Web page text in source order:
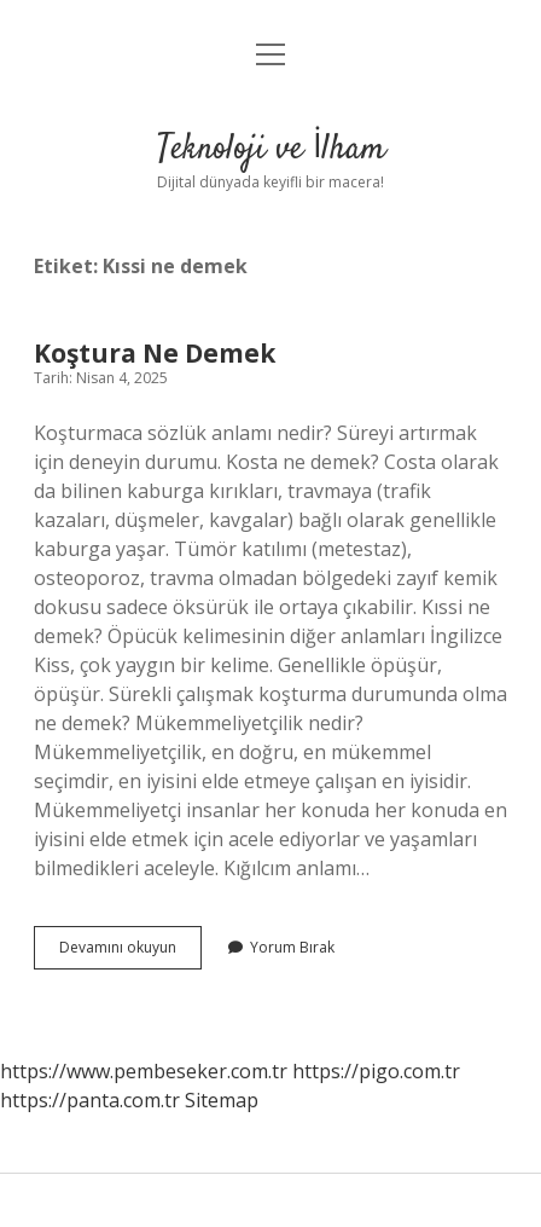
Anasayfa
Yasal Uyarı
menüyü
Teknoloji ve İlham
Dijital dünyada keyifli bir macera!
Etiket: Kıssi ne demek
Koştura Ne Demek
Tarih: Nisan 4, 2025
Koşturmaca sözlük anlamı nedir? Süreyi artırmak
için deneyin durumu. Kosta ne demek? Costa olarak
da bilinen kaburga kırıkları, travmaya (trafik
kazaları, düşmeler, kavgalar) bağlı olarak genellikle
kaburga yaşar. Tümör katılımı (metestaz),
osteoporoz, travma olmadan bölgedeki zayıf kemik
dokusu sadece öksürük ile ortaya çıkabilir. Kıssi ne
demek? Öpücük kelimesinin diğer anlamları İngilizce
Kiss, çok yaygın bir kelime. Genellikle öpüşür,
öpüşür. Sürekli çalışmak koşturma durumunda olma
ne demek? Mükemmeliyetçilik nedir?
Mükemmeliyetçilik, en doğru, en mükemmel
seçimdir, en iyisini elde etmeye çalışan en iyisidir.
Mükemmeliyetçi insanlar her konuda her konuda en
iyisini elde etmek için acele ediyorlar ve yaşamları
bilmedikleri aceleyle. Kığılcım anlamı…
Devamını okuyun
Ne
Yorum Bırak
https://www.pembeseker.com.tr https://pigo.com.tr
https://panta.com.trSitemap